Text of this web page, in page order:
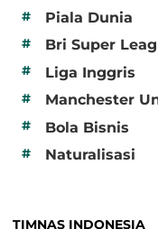
# Piala Dunia
# Bri Super
# Liga Inggris
# Manchester
# Bola Bisnis
# Naturalisasi
TIMNAS INDONESIA